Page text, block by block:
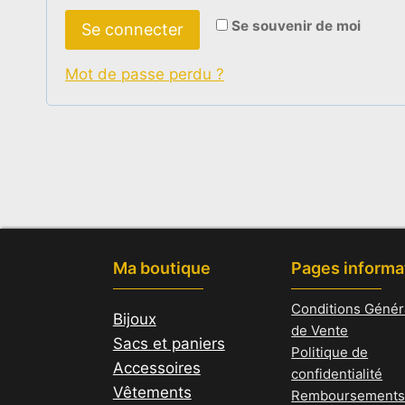
a
o
l
i
g
a
r
e
Se souvenir de moi
Se connecter
Mot de passe perdu ?
Ma boutique
Bijoux
Sacs et paniers
Accessoires
Vêtements
Pages
Conditions
de Vente
Politique de
confidentialité